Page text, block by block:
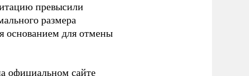
превысили
размера
основанием для отмены
официальном сайте